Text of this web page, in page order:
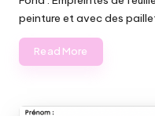
peinture et avec des
Read More